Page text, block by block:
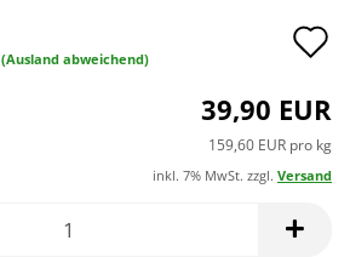
(Ausland abweichend)
39,90 EUR
159,60 EUR pro kg
inkl. 7% MwSt. zzgl. Versand